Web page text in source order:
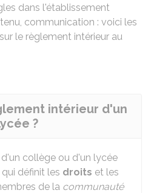
dans l'établissement
communication : voici les
le règlement intérieur au
intérieur d'un
?
collège ou d'un lycée
définit les droits et les
de la communauté